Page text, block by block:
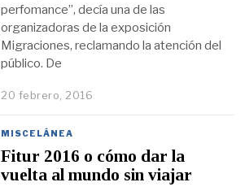
perfomance”, decía una de las
organizadoras de la exposición
Migraciones, reclamando la atención del
público. De
20 febrero, 2016
MISCELÁNEA
Fitur 2016 o cómo dar la
vuelta al mundo sin viajar